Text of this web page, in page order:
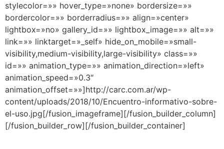
stylecolor=»» hover_type=»none» bordersize=»»
bordercolor=»» borderradius=»» align=»center»
lightbox=»no» gallery_id=»» lightbox_image=»» alt=»»
link=»» linktarget=»_self» hide_on_mobile=»small-
visibility,medium-visibility,large-visibility» class=»»
id=»» animation_type=»» animation_direction=»left»
animation_speed=»0.3″
animation_offset=»»]http://carc.com.ar/wp-
content/uploads/2018/10/Encuentro-informativo-sobre-
el-uso.jpg[/fusion_imageframe][/fusion_builder_column]
[/fusion_builder_row][/fusion_builder_container]